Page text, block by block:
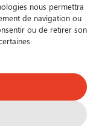
nous permettra
de navigation ou
ou de retirer son